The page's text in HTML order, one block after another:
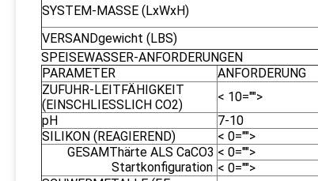
SYSTEM-MASSE (LxWxH)
VERSANDgewicht (LBS)
SPEISEWASSER-ANFORDERUNGEN
PARAMETER
ANFORDERUNG
ZUFUHR-LEITFÄHIGKEIT
(EINSCHLIESSLICH CO2)
< 10="">
pH
7-10
SILIKON (REAGIEREND)
< 0="">
GESAMThärte ALS CaCO3
Startkonfiguration
< 0="">
< 0="">